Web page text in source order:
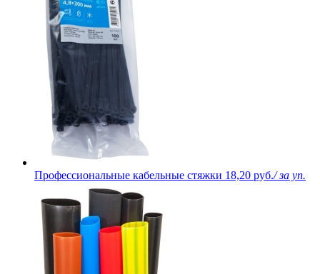
Профессиональные кабельные стяжки 18,20 руб./ за уп.